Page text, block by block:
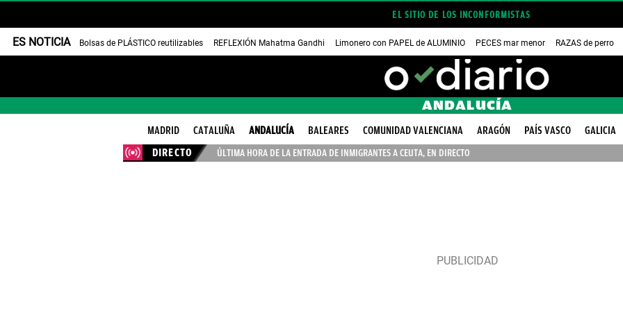
EL SITIO DE LOS INCONFORMISTAS
ES NOTICIA Bolsas de PLÁSTICO reutilizables REFLEXIÓN Mahatma Gandhi Limonero con PAPEL de ALUMINIO PECES mar menor RAZAS de perro
ANDALUCÍA
MADRID CATALUÑA ANDALUCÍA BALEARES COMUNIDAD VALENCIANA ARAGÓN PAÍS VASCO GALICIA
DIRECTO
ÚLTIMA HORA DE LA ENTRADA DE INMIGRANTES A CEUTA, EN DIRECTO